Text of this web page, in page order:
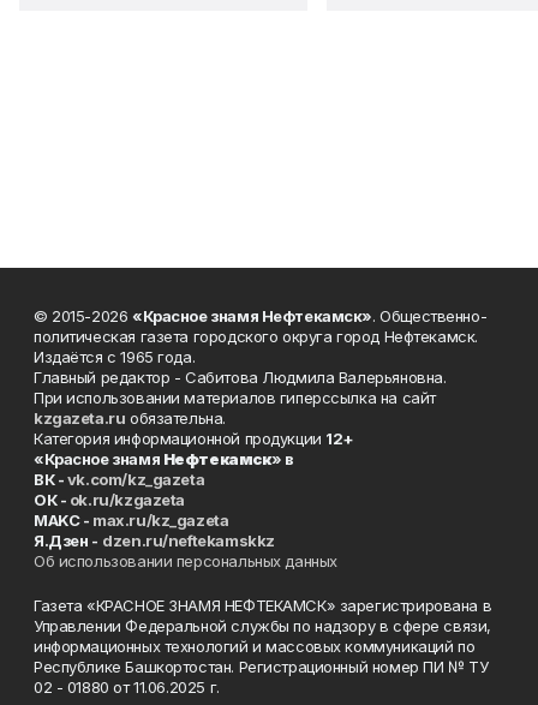
© 2015-2026 «Красное знамя Нефтекамск». Общественно-
политическая газета городского округа город Нефтекамск.
Издаётся с 1965 года.
Главный редактор - Сабитова Людмила Валерьяновна.
При использовании материалов гиперссылка на сайт
kzgazeta.ru обязательна.
Категория информационной продукции 12+
«Красное знамя Нефтекамск» в
ВК -vk.com/kz_gazeta
ОК - ok.ru/kzgazeta
MAKC - max.ru/kz_gazeta
Я.Дзен - dzen.ru/neftekamskkz
Об использовании персональных данных
Газета «КРАСНОЕ ЗНАМЯ НЕФТЕКАМСК» зарегистрирована в
Управлении Федеральной службы по надзору в сфере связи,
информационных технологий и массовых коммуникаций по
Республике Башкортостан. Регистрационный номер ПИ № ТУ
02 - 01880 от 11.06.2025 г.